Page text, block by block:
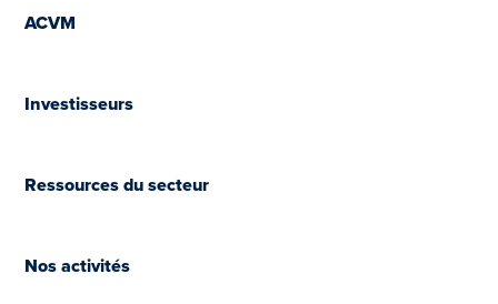
ACVM
Investisseurs
Ressources du secteur
Nos activités